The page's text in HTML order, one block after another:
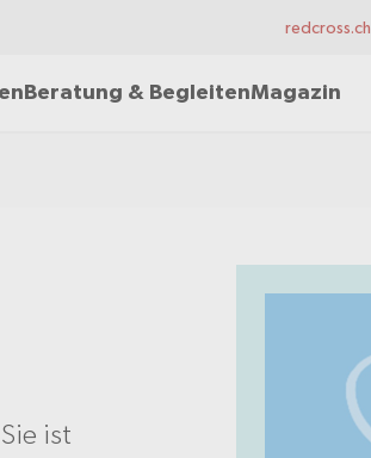
redcross.ch
Beratung & BegleitenMagazin
ist